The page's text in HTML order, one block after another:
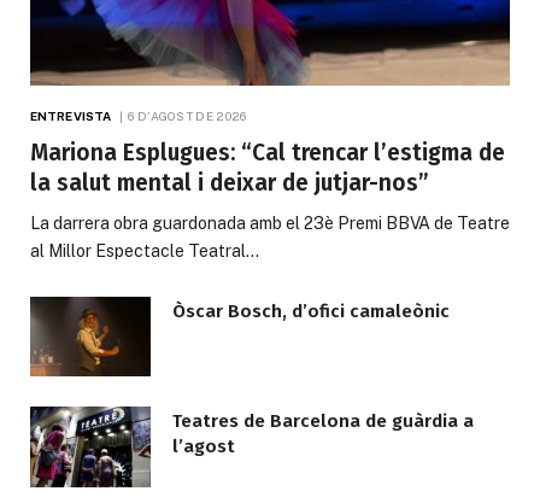
ENTREVISTA 6 D'AGOST DE 2026
Mariona Esplugues: “Cal trencar l’estigma de
la salut mental i deixar de jutjar-nos”
La darrera obra guardonada amb el 23è Premi BBVA de Teatre
al Millor Espectacle Teatral…
Òscar Bosch, d’ofici camaleònic
Teatres de Barcelona de guàrdia a
l’agost